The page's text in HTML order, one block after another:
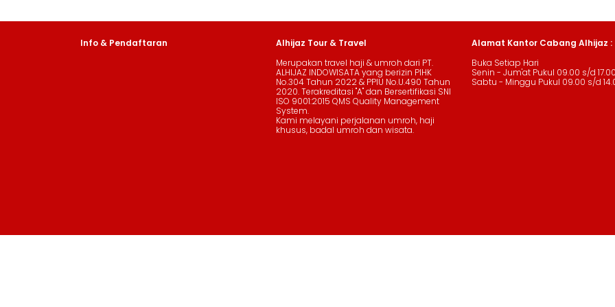
Info & Pendaftaran
Alhijaz Tour & Travel
Merupakan travel haji & umroh dari PT.
ALHIJAZ INDOWISATA yang berizin PIHK
No.304 Tahun 2022 & PPIU No.U.490 Tahun
2020. Terakreditasi "A" dan Bersertifikasi SNI
ISO 9001:2015 QMS Quality Management
System.
Kami melayani perjalanan umroh, haji
khusus, badal umroh dan wisata.
Alamat Kantor Cabang Alhijaz :
Buka Setiap Hari
Senin - Jum'at Pukul 09.00 s/d
Sabtu - Minggu Pukul 09.00 s/d